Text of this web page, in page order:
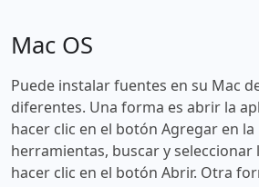
Mac OS
Puede instalar fuentes en su Mac
diferentes. Una forma es abrir la
hacer clic en el botón Agregar en
herramientas, buscar y seleccionar
hacer clic en el botón Abrir. Otra